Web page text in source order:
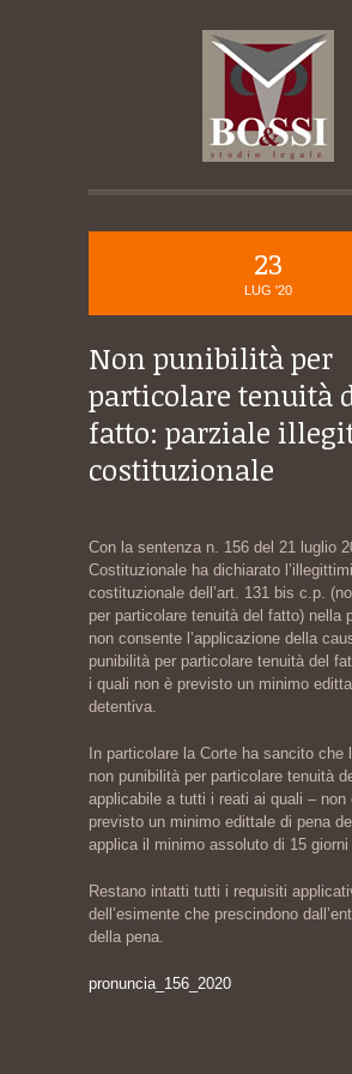
23
LUG '20
Non punibilità per
particolare tenuità
fatto: parziale
costituzionale
Con la sentenza n. 156 del 21 luglio
Costituzionale ha dichiarato
costituzionale dell’art. 131 bis c.p.
per particolare tenuità del fatto) nella
non consente l’applicazione della
punibilità per particolare tenuità del
i quali non è previsto un minimo
detentiva.
In particolare la Corte ha sancito che
non punibilità per particolare tenuità
applicabile a tutti i reati ai quali – non
previsto un minimo edittale di pena
applica il minimo assoluto di 15
Restano intatti tutti i requisiti
dell’esimente che prescindono
della pena.
pronuncia_156_2020